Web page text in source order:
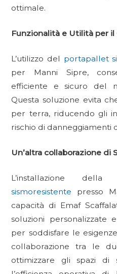
ottimale.
Funzionalità e Utilità per il
L’utilizzo del portapallet
per Manni Sipre,
efficiente e sicuro del
Questa soluzione evita
per terra, riducendo gli
rischio di danneggiamenti
Un’altra collaborazione di
L’installazione
sismoresistente presso
capacità di Emaf
soluzioni personalizzate
per soddisfare le
collaborazione tra le
ottimizzare gli spazi di